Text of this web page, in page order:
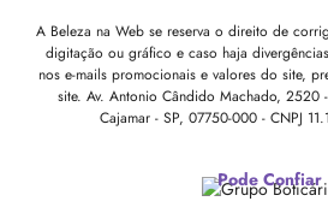
A Beleza na Web se reserva o direito de
digitação ou gráfico e caso haja
nos e-mails promocionais e valores do site,
site. Av. Antonio Cândido Machado, 2520
Cajamar - SP, 07750-000 - CNPJ
Pode Confiar